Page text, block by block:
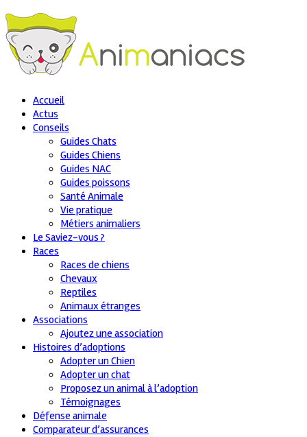
Accueil
Actus
Conseils
Guides Chats
Guides Chiens
Guides NAC
Guides poissons
Santé Animale
Vie pratique
Métiers animaliers
Le Saviez-vous ?
Races
Races de chiens
Chevaux
Reptiles
Animaux étranges
Associations
Ajoutez une association
Histoires d’adoptions
Adopter un Chien
Adopter un chat
Proposez un animal à l’adoption
Témoignages
Défense animale
Comparateur d’assurances